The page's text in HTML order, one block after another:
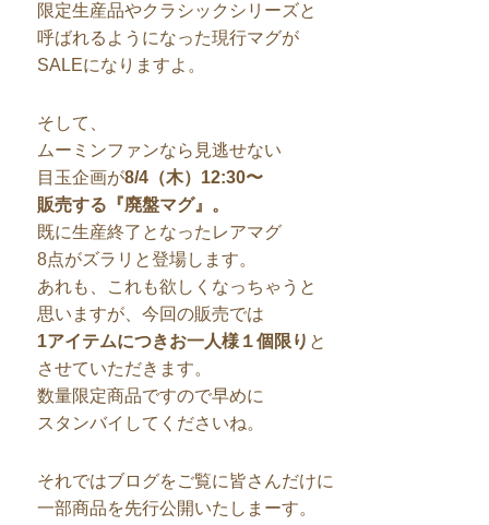
限定生産品やクラシックシリーズと
呼ばれるようになった現行マグが
SALEになりますよ。
そして、
ムーミンファンなら見逃せない
目玉企画が8/4（木）12:30〜
販売する『廃盤マグ』。
既に生産終了となったレアマグ
8点がズラリと登場します。
あれも、これも欲しくなっちゃうと
思いますが、今回の販売では
1アイテムにつきお一人様１個限り と
させていただきます。
数量限定商品ですので早めに
スタンバイしてくださいね。
それではブログをご覧に皆さんだけに
一部商品を先行公開いたしまーす。